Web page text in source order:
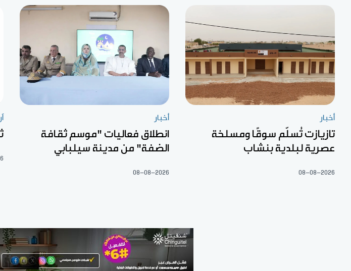
أخبار
تازيازت تُسلّم سوقًا ومسلخة
عصرية لبلدية بنشاب
08-08-2026
أخبار
انطلاق فعاليات "موسم ثقافة
الضفة" من مدينة سيلبابي
08-08-2026